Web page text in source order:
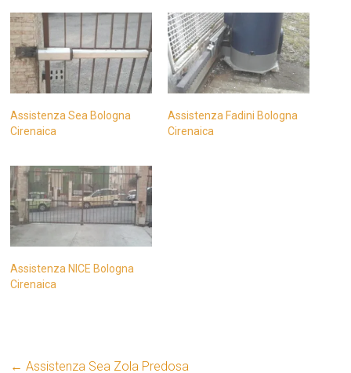
Assistenza Sea Bologna
Cirenaica
Assistenza Fadini Bologna
Cirenaica
Assistenza NICE Bologna
Cirenaica
← Assistenza Sea Zola Predosa